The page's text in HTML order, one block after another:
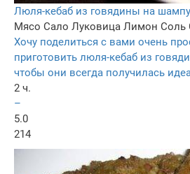
Люля-кебаб из говядины на
Мясо Сало Луковица Лимон Соль
Хочу поделиться с вами очень
приготовить люля-кебаб из
чтобы они всегда получилась
2 ч.
–
5.0
214